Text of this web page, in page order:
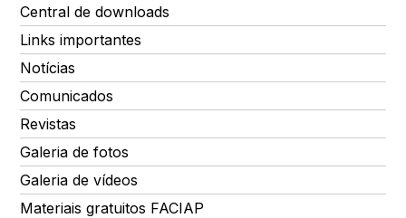
Central de downloads
Links importantes
Notícias
Comunicados
Revistas
Galeria de fotos
Galeria de vídeos
Materiais gratuitos FACIAP